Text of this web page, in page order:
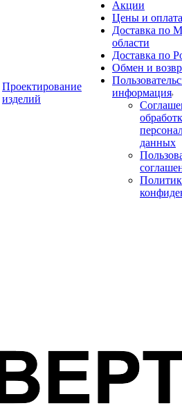
Проектирование
изделий
Акции
Цены и оплата
Доставка по
области
Доставка по
Обмен и
информация
данных